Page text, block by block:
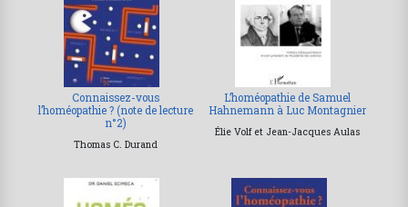
Connaissez-vous
l’homéopathie ? (note de lecture
n°2)
Thomas C. Durand
L’homéopathie de Samuel
Hahnemann à Luc Montagnier
Élie Volf et Jean-Jacques Aulas